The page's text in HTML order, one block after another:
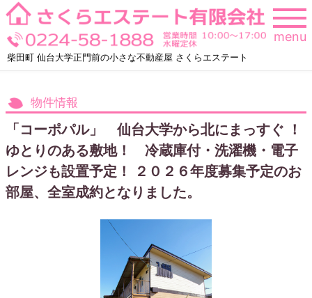
Skip
to
content
柴田町 仙台大学正門前の小さな不動産屋 さくらエステート
menu
物件情報
「コーポパル」 仙台大学から北にまっすぐ ！
ゆとりのある敷地！ 冷蔵庫付・洗濯機・電子
レンジも設置予定！ ２０２６年度募集予定のお
部屋、全室成約となりました。